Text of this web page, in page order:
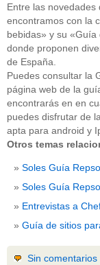
Entre las
encontramos con la
bebidas» y su
donde proponen
de España.
Puedes consultar la
página web de la
encontrarás en en
puedes disfrutar de
apta para android y
Otros temas
Soles Guía
Soles Guía
Entrevistas a
Guía de sitios
Sin comentarios